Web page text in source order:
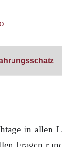
in allen
Fragen